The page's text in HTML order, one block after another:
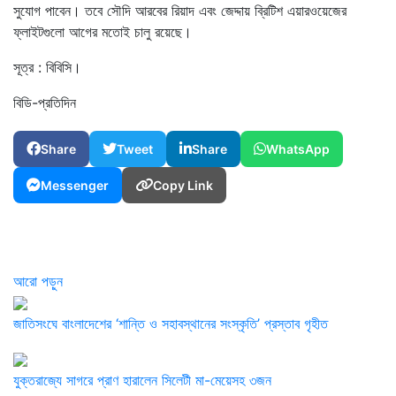
সুযোগ পাবেন। তবে সৌদি আরবের রিয়াদ এবং জেদ্দায় ব্রিটিশ এয়ারওয়েজের
ফ্লাইটগুলো আগের মতোই চালু রয়েছে।
সূত্র : বিবিসি।
বিডি-প্রতিদিন
Share Tweet Share WhatsApp
Messenger Copy Link
আরো পড়ুন
জাতিসংঘে বাংলাদেশের ‘শান্তি ও সহাবস্থানের সংস্কৃতি’ প্রস্তাব গৃহীত
যুক্তরাজ্যে সাগরে প্রাণ হারালেন সিলেটী মা-মেয়েসহ ৩জন